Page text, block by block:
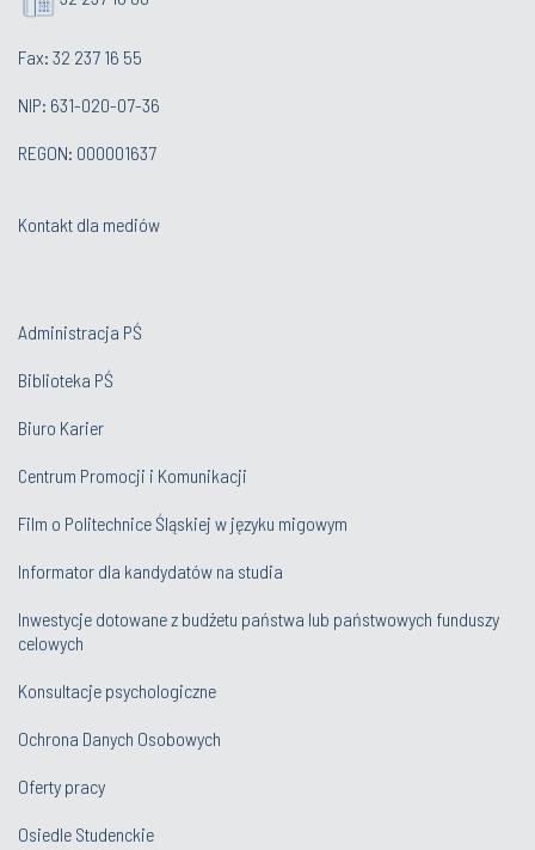
Fax: 32 237 16 55
NIP: 631-020-07-36
REGON: 000001637
Kontakt dla mediów
Administracja PŚ
Biblioteka PŚ
Biuro Karier
Centrum Promocji i Komunikacji
Film o Politechnice Śląskiej w języku migowym
Informator dla kandydatów na studia
Inwestycje dotowane z budżetu państwa lub państwowych funduszy
celowych
Konsultacje psychologiczne
Ochrona Danych Osobowych
Oferty pracy
Osiedle Studenckie